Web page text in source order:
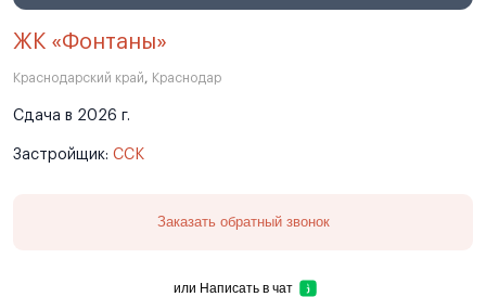
ЖК «Фонтаны»
Краснодарский край, Краснодар
Сдача в 2026 г.
Застройщик: ССК
Заказать обратный звонок
или Написать в чат